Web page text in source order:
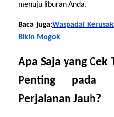
menuju liburan Anda.
Baca juga:Waspadai
Bikin Mogok
Apa Saja yang
Penting pada
Perjalanan Jauh?